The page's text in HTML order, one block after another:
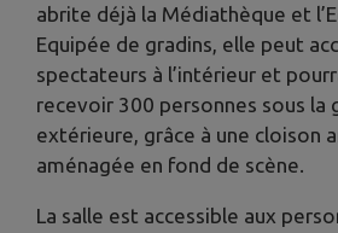
abrite déjà la Médiathèque et
Equipée de gradins, elle peut
spectateurs à l’intérieur et
recevoir 300 personnes sous la
extérieure, grâce à une cloison
aménagée en fond de scène.
La salle est accessible aux